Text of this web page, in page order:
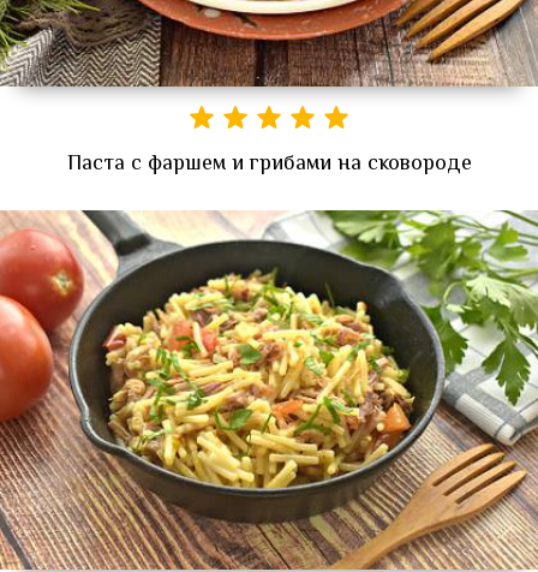
Паста с фаршем и грибами на сковороде